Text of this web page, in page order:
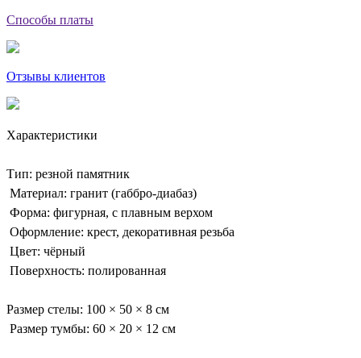
Способы платы
Отзывы клиентов
Характеристики
Тип: резной памятник
Материал: гранит (габбро-диабаз)
Форма: фигурная, с плавным верхом
Оформление: крест, декоративная резьба
Цвет: чёрный
Поверхность: полированная
Размер стелы: 100 × 50 × 8 см
Размер тумбы: 60 × 20 × 12 см